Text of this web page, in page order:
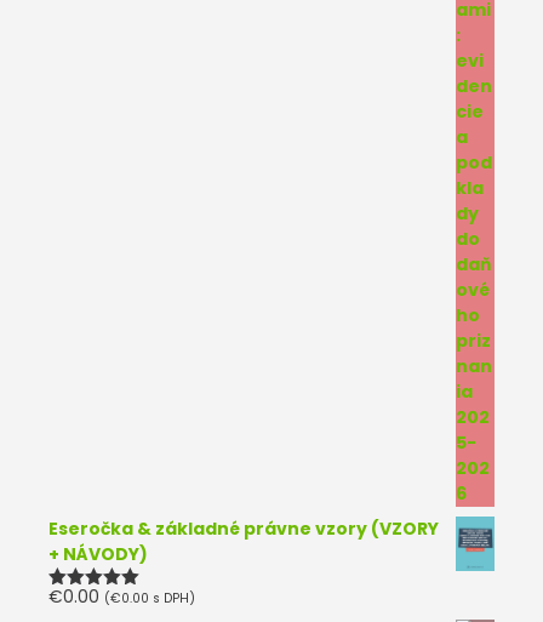
Eseročka & základné právne vzory (VZORY
+ NÁVODY)
Hodnotenie
€0.00 (€0.00 s DPH)